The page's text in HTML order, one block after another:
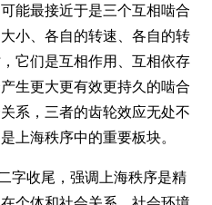
能最接近于是三个互相啮合
小、各自的转速、各自的转
它们是互相作用、互相依存
生更大更有效更持久的啮合
系，三者的齿轮效应无处不
上海秩序中的重要板块。
字收尾，强调上海秩序是精